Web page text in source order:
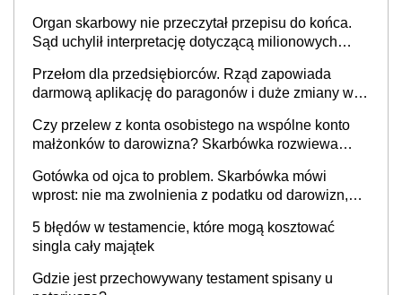
Organ skarbowy nie przeczytał przepisu do końca.
Sąd uchylił interpretację dotyczącą milionowych
Przełom dla przedsiębiorców. Rząd zapowiada
darmową aplikację do paragonów i duże zmiany w
Czy przelew z konta osobistego na wspólne konto
małżonków to darowizna? Skarbówka rozwiewa
Gotówka od ojca to problem. Skarbówka mówi
wprost: nie ma zwolnienia z podatku od darowizn,
obdarowanego
5 błędów w testamencie, które mogą kosztować
singla cały majątek
Gdzie jest przechowywany testament spisany u